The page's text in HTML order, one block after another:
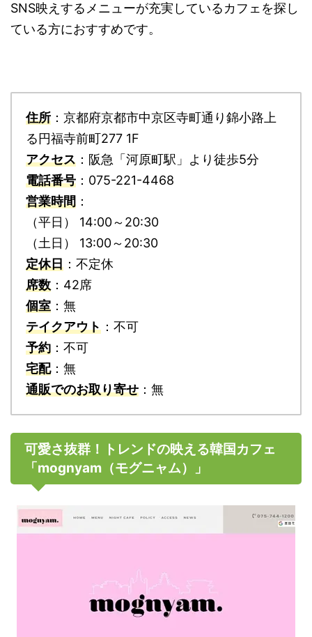
SNS映えするメニューが充実しているカフェを探し
ている方におすすめです。
住所 ：京都府京都市中京区寺町通り錦小路上
る円福寺前町277 1F
アクセス ：阪急「河原町駅」より徒歩5分
電話番号 ：075-221-4468
営業時間 ：
（平日） 14:00～20:30
（土日） 13:00～20:30
定休日 ：不定休
席数 ：42席
個室 ：無
テイクアウト ：不可
予約 ：不可
宅配：無
通販でのお取り寄せ ：無
可愛さ抜群！トレンドの映える韓国カフェ
「mognyam（モグニャム）」